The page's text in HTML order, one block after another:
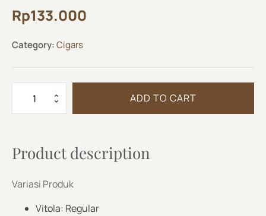
Rp133.000
Category:Cigars
Malecon
quantity
ADD TO CART
Product description
Variasi Produk
Vitola: Regular